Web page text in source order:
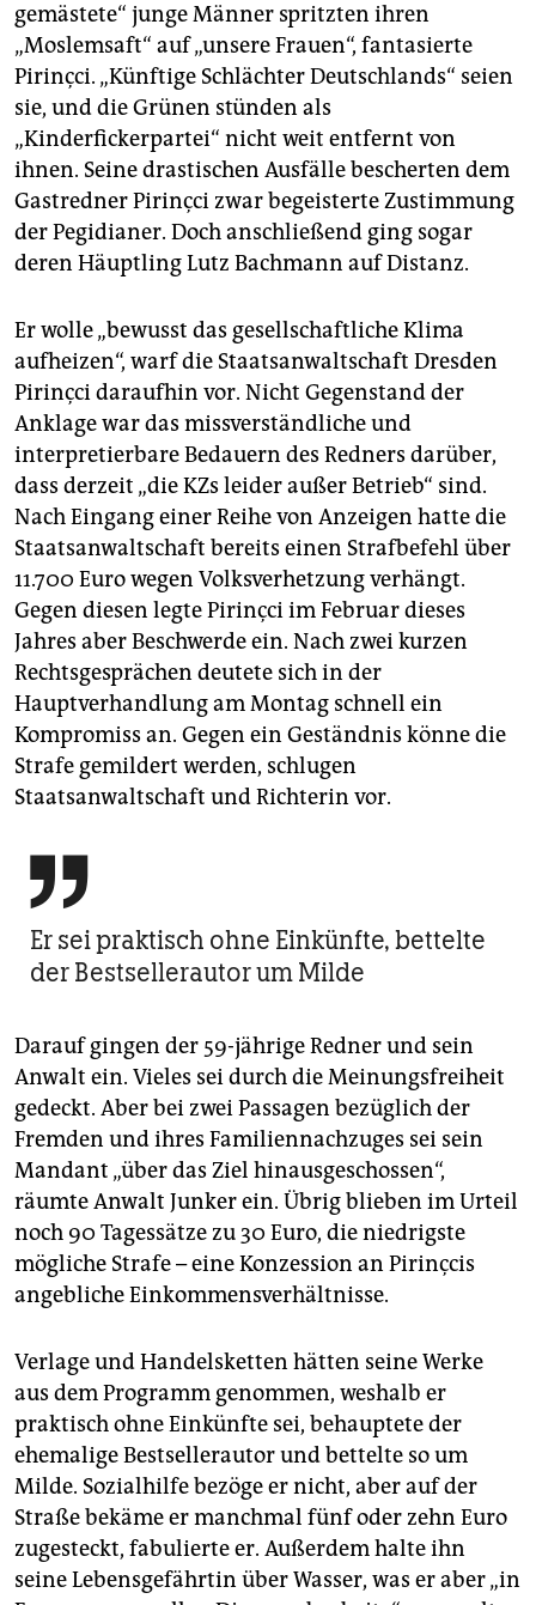
gemästete“ junge Männer spritzten ihren
„Moslemsaft“ auf „unsere Frauen“, fantasierte
Pirinçci. „Künftige Schlächter Deutschlands“ seien
sie, und die Grünen stünden als
„Kinderfickerpartei“ nicht weit entfernt von
ihnen. Seine drastischen Ausfälle bescherten dem
Gastredner Pirinçci zwar begeisterte Zustimmung
der Pegidianer. Doch anschließend ging sogar
deren Häuptling Lutz Bachmann auf Distanz.
Er wolle „bewusst das gesellschaftliche Klima
aufheizen“, warf die Staatsanwaltschaft Dresden
Pirinçci daraufhin vor. Nicht Gegenstand der
Anklage war das missverständliche und
interpretierbare Bedauern des Redners darüber,
dass derzeit „die KZs leider außer Betrieb“ sind.
Nach Eingang einer Reihe von Anzeigen hatte die
Staatsanwaltschaft bereits einen Strafbefehl über
11.700 Euro wegen Volksverhetzung verhängt.
Gegen diesen legte Pirinçci im Februar dieses
Jahres aber Beschwerde ein. Nach zwei kurzen
Rechtsgesprächen deutete sich in der
Hauptverhandlung am Montag schnell ein
Kompromiss an. Gegen ein Geständnis könne die
Strafe gemildert werden, schlugen
Staatsanwaltschaft und Richterin vor.

Er sei praktisch ohne Einkünfte, bettelte
der Bestsellerautor um Milde
Darauf gingen der 59-jährige Redner und sein
Anwalt ein. Vieles sei durch die Meinungsfreiheit
gedeckt. Aber bei zwei Passagen bezüglich der
Fremden und ihres Familiennachzuges sei sein
Mandant „über das Ziel hinausgeschossen“,
räumte Anwalt Junker ein. Übrig blieben im Urteil
noch 90 Tagessätze zu 30 Euro, die niedrigste
mögliche Strafe – eine Konzession an Pirinçcis
angebliche Einkommensverhältnisse.
Verlage und Handelsketten hätten seine Werke
aus dem Programm genommen, weshalb er
praktisch ohne Einkünfte sei, behauptete der
ehemalige Bestsellerautor und bettelte so um
Milde. Sozialhilfe bezöge er nicht, aber auf der
Straße bekäme er manchmal fünf oder zehn Euro
zugesteckt, fabulierte er. Außerdem halte ihn
seine Lebensgefährtin über Wasser, was er aber „in